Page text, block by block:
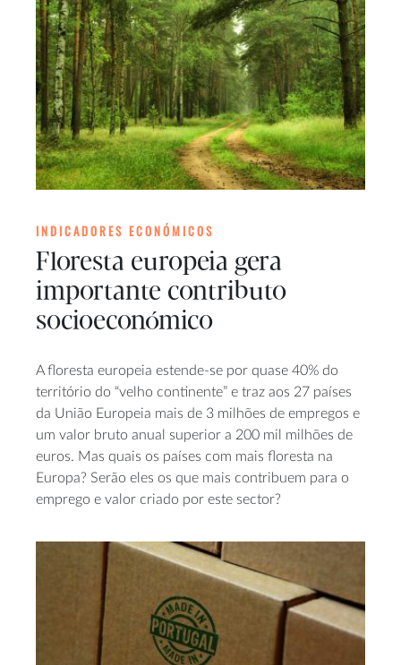
INDICADORES ECONÓMICOS
Floresta europeia gera
importante contributo
socioeconómico
A floresta europeia estende-se por quase 40% do
território do “velho continente” e traz aos 27 países
da União Europeia mais de 3 milhões de empregos e
um valor bruto anual superior a 200 mil milhões de
euros. Mas quais os países com mais floresta na
Europa? Serão eles os que mais contribuem para o
emprego e valor criado por este sector?